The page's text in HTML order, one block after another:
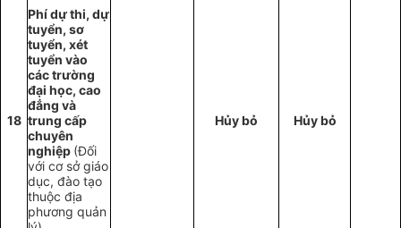
18
Phí dự thi, dự
tuyển, sơ
tuyển, xét
tuyển vào
các trường
đại học, cao
đẳng và
trung cấp
chuyên
nghiệp (Đối
với cơ sở giáo
dục, đào tạo
thuộc địa
phương quản
Hủy bỏ Hủy bỏ